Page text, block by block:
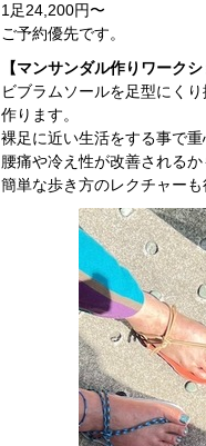
1足24,200円〜
ご予約優先です。
【マンサンダル作りワークシ
ビブラムソールを足型にく
作ります。
裸足に近い生活をする事で
腰痛や冷え性が改善されるか
簡単な歩き方のレクチャーも